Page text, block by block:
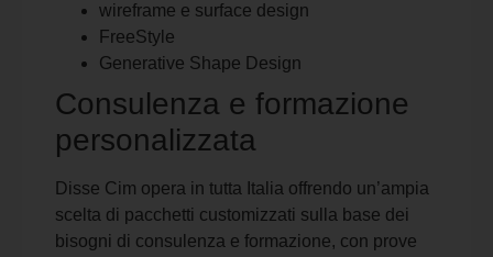
wireframe e surface design
FreeStyle
Generative Shape Design
Consulenza e formazione
personalizzata
Disse Cim opera in tutta Italia offrendo un’ampia
scelta di pacchetti customizzati sulla base dei
bisogni di consulenza e formazione, con prove